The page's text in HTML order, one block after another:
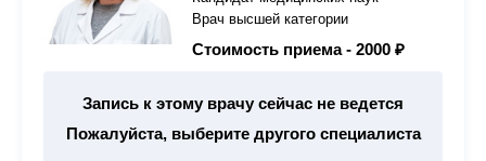
Врач высшей категории
Стоимость приема - 2000 ₽
Запись к этому врачу сейчас не ведется
Пожалуйста, выберите другого специалиста